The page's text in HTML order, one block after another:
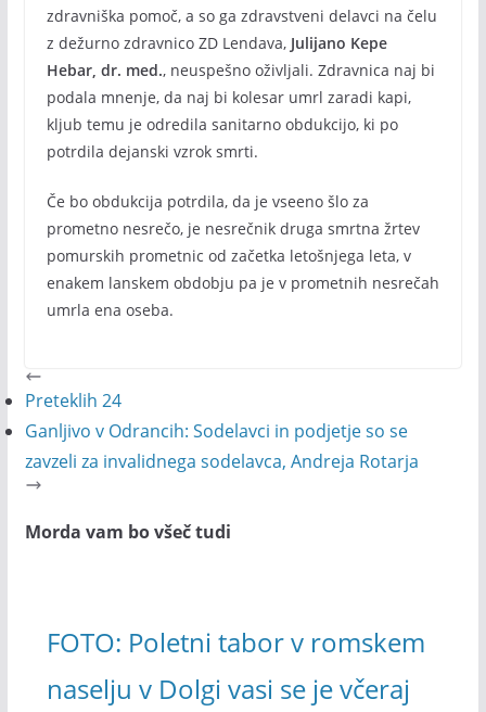
zdravniška pomoč, a so ga zdravstveni delavci na čelu
z dežurno zdravnico ZD Lendava, Julijano Kepe
Hebar, dr. med., neuspešno oživljali. Zdravnica naj bi
podala mnenje, da naj bi kolesar umrl zaradi kapi,
kljub temu je odredila sanitarno obdukcijo, ki po
potrdila dejanski vzrok smrti.
Če bo obdukcija potrdila, da je vseeno šlo za
prometno nesrečo, je nesrečnik druga smrtna žrtev
pomurskih prometnic od začetka letošnjega leta, v
enakem lanskem obdobju pa je v prometnih nesrečah
umrla ena oseba.
Preteklih 24
Ganljivo v Odrancih: Sodelavci in podjetje so se
zavzeli za invalidnega sodelavca, Andreja Rotarja
Morda vam bo všeč tudi
FOTO: Poletni tabor v romskem
naselju v Dolgi vasi se je včeraj